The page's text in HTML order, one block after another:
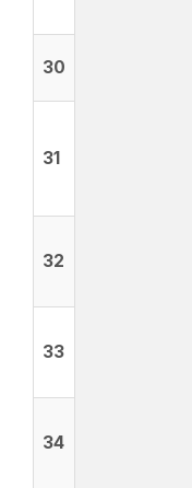
30
31
32
33
34